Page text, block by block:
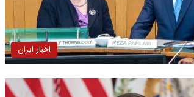
اخبار ایران